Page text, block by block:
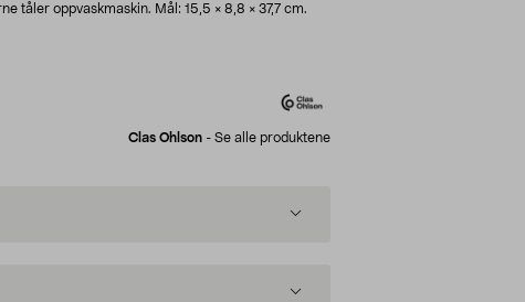
tåler oppvaskmaskin. Mål: 15,5 × 8,8 × 37,7 cm.
Clas Ohlson - Se alle produktene